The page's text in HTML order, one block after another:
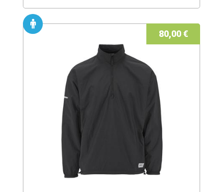
80,00 €